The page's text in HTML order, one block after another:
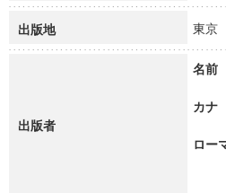
出版地 東京
出版者
名前
カナ
ロー